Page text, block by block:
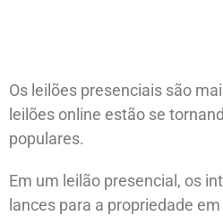
Os leilões presenciais são
leilões online estão se
populares.
Em um leilão presencial, os
lances para a propriedade